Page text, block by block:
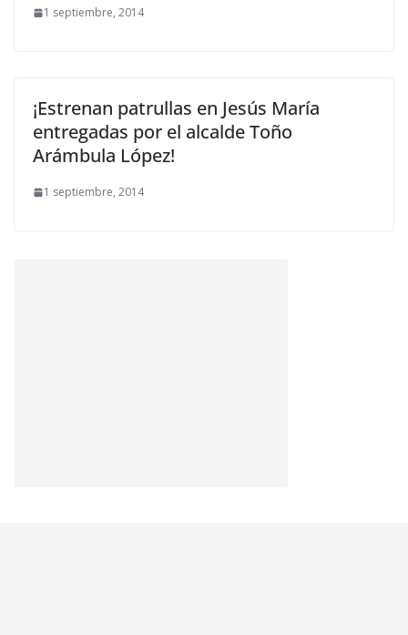
1 septiembre, 2014
¡Estrenan patrullas en Jesús María
entregadas por el alcalde Toño
Arámbula López!
1 septiembre, 2014